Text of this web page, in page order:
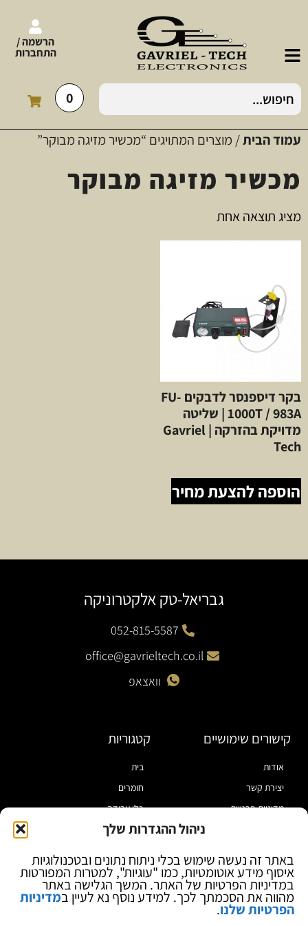
ניהול ההגדרות שלך
באתר זה נעשה שימוש בכלי ניתוח נתונים ובטכנולוגיות
איסוף מידע אוטומטיות, כמו "עוגיות", למטרות המפורטות
במדיניות הפרטיות של האתר. המשך הגלישה באתר
מהווה את הסכמתך לכך. למידע נוסף נא לעיין במדיניות
הפרטיות שלנו.
הרשמה /
התחברות
0
עמוד הבית/ מוצרים המתויגים “מכשיר מזיגה מבוקר”
מכשיר מזיגה מבוקר
מציג תוצאה אחת
בקר דיספנסר לדבקים FU-
1000T / 983A | שליטה
מדויקת בהזרקה | Gavriel
Tech
הוספה להצעת מחיר
גבריאל-טק אלקטרוניקה
052-815-5587
office@gavrieltech.co.il
וואצאפ
קישורים שימושיים
אודות
יצירת קשר
מדיניות פרטיות
בלוג
קטגוריות
בית
חומרים
כלי עבודה
מוצרי הלחמה
ספקי כח ומודדים
ציוד אופטי להגדלה